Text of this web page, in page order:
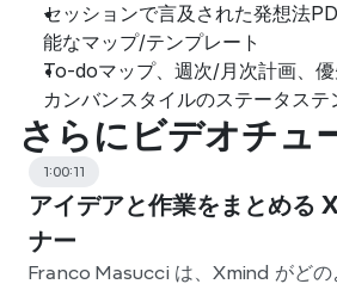
セッションで言及された発想法
能なマップ/テンプレート
To-doマップ、週次/月次計画、優
カンバンスタイルのステータステ
さらにビデオチュ
1:00:11
アイデアと作業をまとめる
ナー
Franco Masucci は、Xmind がど